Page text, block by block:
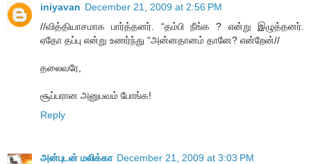
iniyavan December 21, 2009 at 2:56 PM
//வித்தியாசமாக பார்த்தனர். “தம்பி நீங்க ? என்று இழுத்தனர்.
ஏதோ தப்பு என்று உணர்ந்து “அன்னதானம் தானே? என்றேன்//
தலைவரே,
சூப்பரான அனுபவம் போங்க!
Reply
அன்புடன் மலிக்கா December 21, 2009 at 3:03 PM